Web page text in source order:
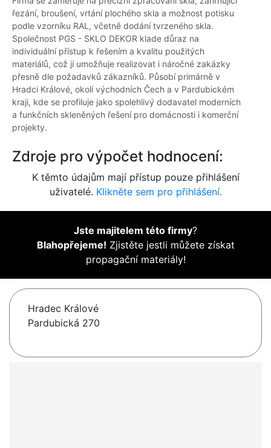
řezání, broušení, vrtání plochého skla a možnost potisku
podle vzorníku RAL, včetně dodání tvrzeného skla.
Společnost PGS - SKLO DEKOR klade důraz na
individuální přístup k řešením a kvalitu použitých
materiálů, což jí umožňuje realizovat i náročné zakázky
přesně dle požadavků zákazníků. Působí primárně v
Hradci Králové, okolí východních Čech a v Pardubickém
kraji, kde se profiluje jako spolehlivý dodavatel moderních
a funkčních skleněných řešení pro domácnosti i komerční
projekty.
Zdroje pro výpočet hodnocení:
K těmto údajům mají přístup pouze přihlášení
uživatelé. Klikněte sem pro přihlášení.
Jste majitelem této firmy?
Blahopřejeme! Zjistěte jestli můžete získat
propagační materiály!
Hradec Králové
Pardubická 270